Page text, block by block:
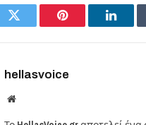
Twitter Pinterest
hellasvoice
Website